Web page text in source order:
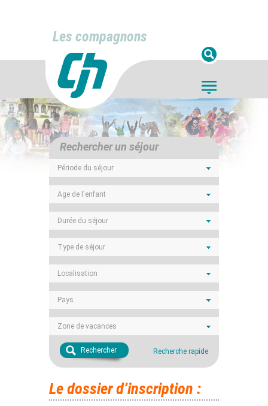
Les compagnons
Rechercher un séjour
Période du séjour
Age de l'enfant
Durée du séjour
Type de séjour
Localisation
Pays
Zone de vacances
Recherche rapide
Rechercher
Le dossier d’inscription :